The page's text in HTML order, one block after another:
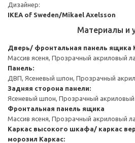
Дизайнер:
IKEA of Sweden/Mikael Axelsson
Материалы и
Дверь/ фронтальная панель ящика
Массив ясеня, Прозрачный акриловый
Панель:
ДВП, Ясеневый шпон, Прозрачный
Задняя сторона панели:
Ясеневый шпон, Прозрачный акриловый
Фронтальная панель ящика
Массив ясеня, Прозрачный акриловый
Каркас высокого шкафа/ каркас
морозил Каркас: